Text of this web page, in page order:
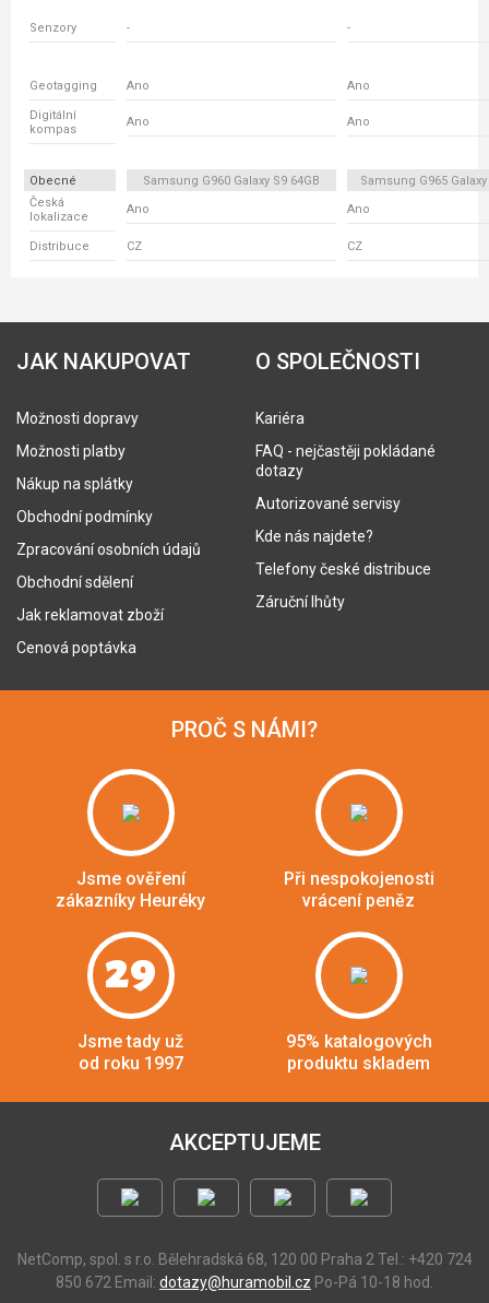
Senzory - -
Geotagging Ano Ano
Digitální
kompas
Ano Ano
Obecné Samsung G960 Galaxy S9 64GB
Samsung G965 Galaxy
Česká
lokalizace
Ano Ano
Distribuce CZ CZ
JAK NAKUPOVAT
Možnosti dopravy
Možnosti platby
Nákup na splátky
Obchodní podmínky
Zpracování osobních údajů
Obchodní sdělení
Jak reklamovat zboží
Cenová poptávka
O SPOLEČNOSTI
Kariéra
FAQ - nejčastěji pokládané
dotazy
Autorizované servisy
Kde nás najdete?
Telefony české distribuce
Záruční lhůty
PROČ S NÁMI?
Jsme ověření
zákazníky Heuréky
Při nespokojenosti
vrácení peněz
29
Jsme tady už
od roku 1997
95% katalogových
produktu skladem
AKCEPTUJEME
NetComp, spol. s r.o. Bělehradská 68, 120 00 Praha 2 Tel.: +420 724
850 672 Email: dotazy@huramobil.cz Po-Pá 10-18 hod.